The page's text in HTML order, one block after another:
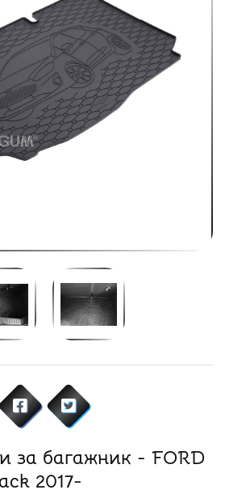
за багажник - FORD
2017-